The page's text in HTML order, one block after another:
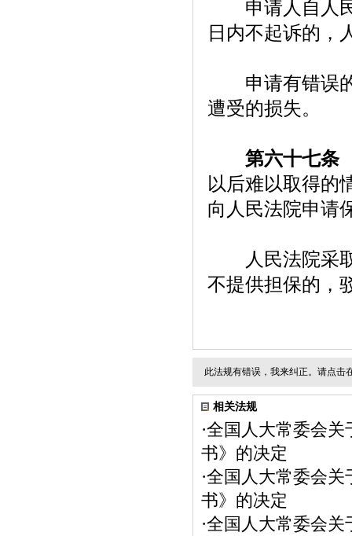
申请人自人民
日内不起诉的，
申请有错误的
遭受的损失。
第六十七条
以后难以取得的
向人民法院申请
人民法院采取
不提供担保的，
此法规有错误，我来纠正。请点击
相关法规
·全国人大常委会关
书》的决定
·全国人大常委会关
书》的决定
·全国人大常委会关